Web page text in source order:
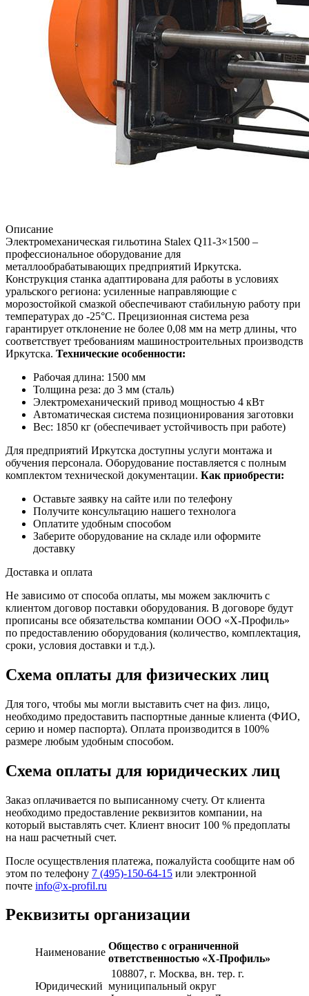
Описание
Электромеханическая гильотина Stalex Q11-3×1500 –
профессиональное оборудование для
металлообрабатывающих предприятий Иркутска.
Конструкция станка адаптирована для работы в условиях
уральского региона: усиленные направляющие с
морозостойкой смазкой обеспечивают стабильную работу при
температурах до -25°С. Прецизионная система реза
гарантирует отклонение не более 0,08 мм на метр длины, что
соответствует требованиям машиностроительных производств
Иркутска. Технические особенности:
Рабочая длина: 1500 мм
Толщина реза: до 3 мм (сталь)
Электромеханический привод мощностью 4 кВт
Автоматическая система позиционирования заготовки
Вес: 1850 кг (обеспечивает устойчивость при работе)
Для предприятий Иркутска доступны услуги монтажа и
обучения персонала. Оборудование поставляется с полным
комплектом технической документации. Как приобрести:
Оставьте заявку на сайте или по телефону
Получите консультацию нашего технолога
Оплатите удобным способом
Заберите оборудование на складе или оформите
доставку
Доставка и оплата
Не зависимо от способа оплаты, мы можем заключить с
клиентом договор поставки оборудования. В договоре будут
прописаны все обязательства компании ООО «Х-Профиль»
по предоставлению оборудования (количество, комплектация,
сроки, условия доставки и т.д.).
Схема оплаты для физических лиц
Для того, чтобы мы могли выставить счет на физ. лицо,
необходимо предоставить паспортные данные клиента (ФИО,
серию и номер паспорта). Оплата производится в 100%
размере любым удобным способом.
Схема оплаты для юридических лиц
Заказ оплачивается по выписанному счету. От клиента
необходимо предоставление реквизитов компании, на
который выставлять счет. Клиент вносит 100 % предоплаты
на наш расчетный счет.
После осуществления платежа, пожалуйста сообщите нам об
этом по телефону 7 (495)-150-64-15 или электронной
почте info@x-profil.ru
Реквизиты организации
Наименование
Общество с ограниченной
ответственностью «Х-Профиль»
Юридический
108807, г. Москва, вн. тер. г.
муниципальный округ